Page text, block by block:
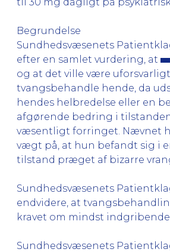
Begrundelse
Sundhedsvæsenets
efter en samlet vurdering, at
og at det ville være
tvangsbehandle hende, da
hendes helbredelse eller en
afgørende bedring i
væsentligt forringet. Nævnet
vægt på, at hun befandt sig i
tilstand præget af bizarre
Sundhedsvæsenets
endvidere, at
kravet om mindst
Sundhedsvæsenets